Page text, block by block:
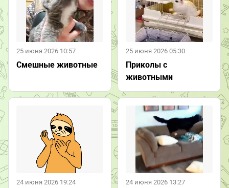
25 июня 2026 10:57
Смешные животные
25 июня 2026 05:30
Приколы с
животными
24 июня 2026 19:24 24 июня 2026 13:27